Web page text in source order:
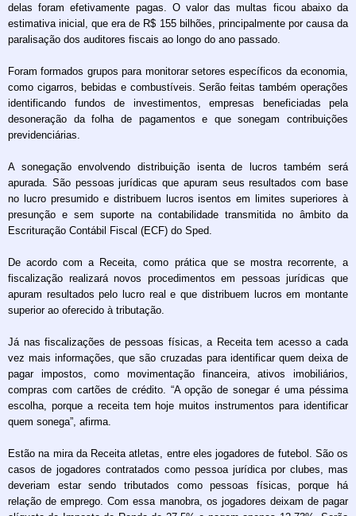
delas foram efetivamente pagas. O valor das multas ficou abaixo da
estimativa inicial, que era de R$ 155 bilhões, principalmente por causa da
paralisação dos auditores fiscais ao longo do ano passado.
Foram formados grupos para monitorar setores específicos da economia,
como cigarros, bebidas e combustíveis. Serão feitas também operações
identificando fundos de investimentos, empresas beneficiadas pela
desoneração da folha de pagamentos e que sonegam contribuições
previdenciárias.
A sonegação envolvendo distribuição isenta de lucros também será
apurada. São pessoas jurídicas que apuram seus resultados com base
no lucro presumido e distribuem lucros isentos em limites superiores à
presunção e sem suporte na contabilidade transmitida no âmbito da
Escrituração Contábil Fiscal (ECF) do Sped.
De acordo com a Receita, como prática que se mostra recorrente, a
fiscalização realizará novos procedimentos em pessoas jurídicas que
apuram resultados pelo lucro real e que distribuem lucros em montante
superior ao oferecido à tributação.
Já nas fiscalizações de pessoas físicas, a Receita tem acesso a cada
vez mais informações, que são cruzadas para identificar quem deixa de
pagar impostos, como movimentação financeira, ativos imobiliários,
compras com cartões de crédito. “A opção de sonegar é uma péssima
escolha, porque a receita tem hoje muitos instrumentos para identificar
quem sonega”, afirma.
Estão na mira da Receita atletas, entre eles jogadores de futebol. São os
casos de jogadores contratados como pessoa jurídica por clubes, mas
deveriam estar sendo tributados como pessoas físicas, porque há
relação de emprego. Com essa manobra, os jogadores deixam de pagar